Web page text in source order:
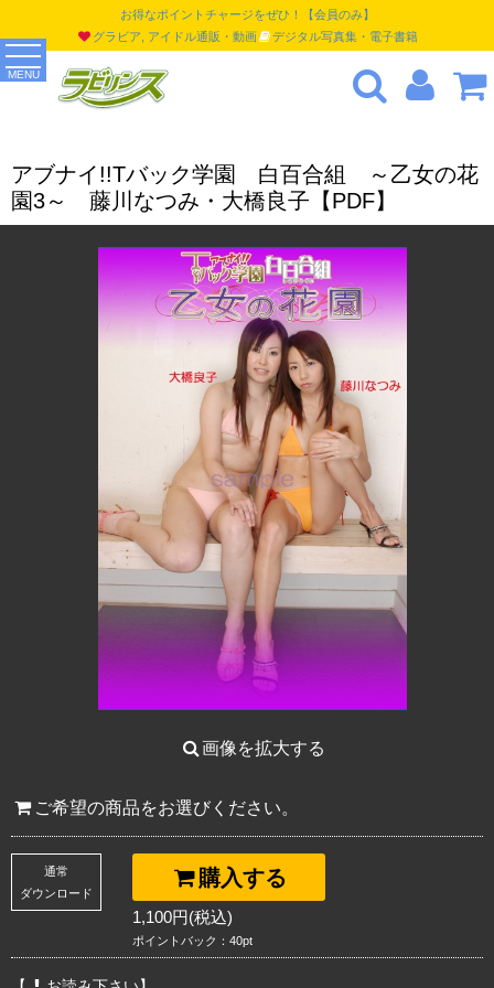
MENU
お得なポイントチャージをぜひ！【会員のみ】
グラビア, アイドル通販・動画
デジタル写真集・電子書籍
アブナイ!!Tバック学園 白百合組 ～乙女の花
園3～ 藤川なつみ・大橋良子【PDF】
画像を拡大する
ご希望の商品をお選びください。
購入する
通常
ダウンロード
1,100円(税込)
ポイントバック：40pt